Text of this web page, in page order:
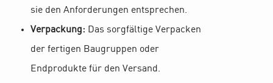
sie den Anforderungen entsprechen.
Verpackung: Das sorgfältige Verpacken
der fertigen Baugruppen oder
Endprodukte für den Versand.